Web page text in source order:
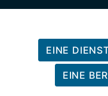
EINE
EINE